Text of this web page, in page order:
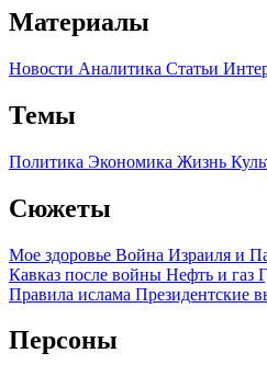
Материалы
Новости Аналитика Статьи
Темы
Политика Экономика Жизнь
Сюжеты
Мое здоровье Война Израиля и
Кавказ после войны Нефть и газ
Правила ислама Президентские
Персоны